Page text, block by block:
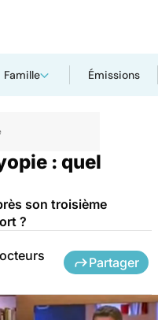
Famille Émissions
: quel
son troisième
?
Partager